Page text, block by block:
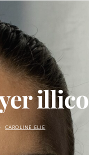
illico
CAROLINE ELIE